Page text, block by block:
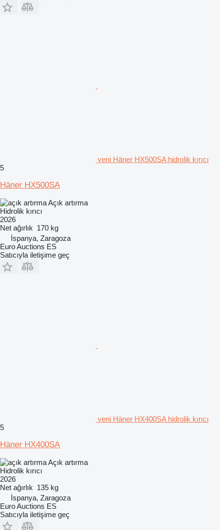
yeni Häner HX500SA hidrolik kırıcı
5
Häner HX500SA
Açık artırma
Hidrolik kırıcı
2026
Net ağırlık 170 kg
İspanya, Zaragoza
Euro Auctions ES
Satıcıyla iletişime geç
yeni Häner HX400SA hidrolik kırıcı
5
Häner HX400SA
Açık artırma
Hidrolik kırıcı
2026
Net ağırlık 135 kg
İspanya, Zaragoza
Euro Auctions ES
Satıcıyla iletişime geç